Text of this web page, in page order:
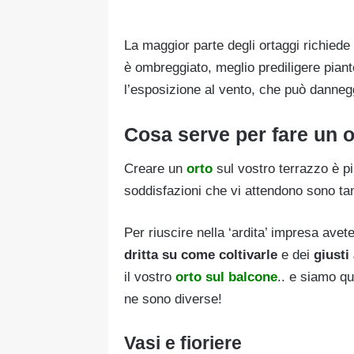
La maggior parte degli ortaggi
è ombreggiato, meglio prediligere
l’esposizione al vento, che può
Cosa serve per fare un
Creare un orto sul vostro terrazzo è
soddisfazioni che vi attendono sono
Per riuscire nella ‘ardita’ impresa
dritta su come coltivarle e dei giusti
il vostro orto sul balcone.. e siamo
ne sono diverse!
Vasi e fioriere